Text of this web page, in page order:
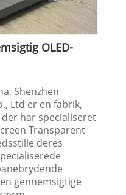
OLED-
Shenzhen
Ltd er en fabrik,
har specialiseret
Transparent
deres
gennemsigtige